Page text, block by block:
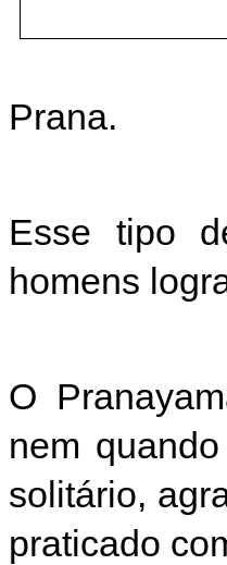
Prana.
Esse tipo
homens
O
nem
solitário,
praticado